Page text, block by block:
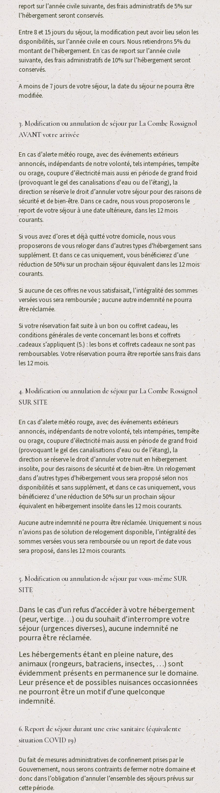
report sur l’année civile suivante, des frais administratifs de 5% sur
l’hébergement seront conservés.
Entre 8 et 15 jours du séjour, la modification peut avoir lieu selon les
disponibilités, sur l’année civile en cours. Nous retiendrons 5% du
montant de l’hébergement. En cas de report sur l’année civile
suivante, des frais administratifs de 10% sur l’hébergement seront
conservés.
A moins de 7 jours de votre séjour, la date du séjour ne pourra être
modifiée.
3. Modification ou annulation de séjour par La Combe Rossignol
AVANT votre arrivée
En cas d’alerte météo rouge, avec des événements extérieurs
annoncés, indépendants de notre volonté, tels intempéries, tempête
ou orage, coupure d’électricité mais aussi en période de grand froid
(provoquant le gel des canalisations d'eau ou de l’étang), la
direction se réserve le droit d’annuler votre séjour pour des raisons de
sécurité et de bien-être. Dans ce cadre, nous vous proposerons le
report de votre séjour à une date ultérieure, dans les 12 mois
courants.
Si vous avez d’ores et déjà quitté votre domicile, nous vous
proposerons de vous reloger dans d’autres types d'hébergement sans
supplément. Et dans ce cas uniquement, vous bénéficierez d’une
réduction de 50% sur un prochain séjour équivalent dans les 12 mois
courants.
Si aucune de ces offres ne vous satisfaisait, l’intégralité des sommes
versées vous sera remboursée ; aucune autre indemnité ne pourra
être réclamée.
Si votre réservation fait suite à un bon ou coffret cadeau, les
conditions générales de vente concernant les bons et coffrets
cadeaux s’appliquent (5.) : les bons et coffrets cadeaux ne sont pas
remboursables. Votre réservation pourra être reportée sans frais dans
les 12 mois.
4. Modification ou annulation de séjour par La Combe Rossignol
SUR SITE
En cas d’alerte météo rouge, avec des événements extérieurs
annoncés, indépendants de notre volonté, tels intempéries, tempête
ou orage, coupure d’électricité mais aussi en période de grand froid
(provoquant le gel des canalisations d'eau ou de l’étang), la
direction se réserve le droit d’annuler votre nuit en hébergement
insolite, pour des raisons de sécurité et de bien-être. Un relogement
dans d’autres types d'hébergement vous sera proposé selon nos
disponibilités et sans supplément, et dans ce cas uniquement, vous
bénéficierez d’une réduction de 50% sur un prochain séjour
équivalent en hébergement insolite dans les 12 mois courants.
Aucune autre indemnité ne pourra être réclamée. Uniquement si nous
n’avions pas de solution de relogement disponible, l’intégralité des
sommes versées vous sera remboursée ou un report de date vous
sera proposé, dans les 12 mois courants.
5. Modification ou annulation de séjour par vous-même SUR
SITE
Dans le cas d’un refus d’accéder à votre hébergement
(peur, vertige…) ou du souhait d’interrompre votre
séjour (urgences diverses), aucune indemnité ne
pourra être réclamée.
Les hébergements étant en pleine nature, des
animaux (rongeurs, batraciens, insectes, …) sont
évidemment présents en permanence sur le domaine.
Leur présence et de possibles nuisances occasionnées
ne pourront être un motif d’une quelconque
indemnité.
6. Report de séjour durant une crise sanitaire (équivalente
situation COVID 19)
Du fait de mesures administratives de confinement prises par le
Gouvernement, nous serons contraints de fermer notre domaine et
donc dans l’obligation d’annuler l’ensemble des séjours prévus sur
cette période.